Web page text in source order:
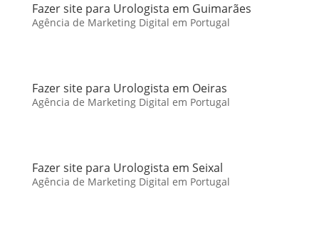
Fazer site para Urologista em Guimarães
Agência de Marketing Digital em Portugal
Fazer site para Urologista em Oeiras
Agência de Marketing Digital em Portugal
Fazer site para Urologista em Seixal
Agência de Marketing Digital em Portugal